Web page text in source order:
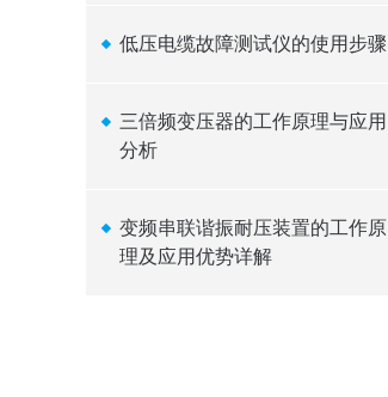
低压电缆故障测试仪的使用步骤
三倍频变压器的工作原理与应用
分析
变频串联谐振耐压装置的工作原
理及应用优势详解